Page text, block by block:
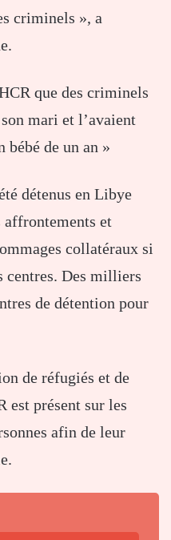
criminels », a
que des criminels
mari et l’avaient
bébé de un an »
détenus en Libye
affrontements et
collatéraux si
centres. Des milliers
de détention pour
de réfugiés et de
est présent sur les
afin de leur